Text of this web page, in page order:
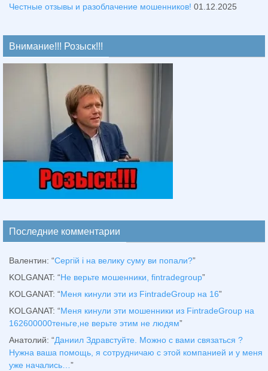
Честные отзывы и разоблачение мошенников! 01.12.2025
Внимание!!! Розыск!!!
Последние комментарии
Валентин: “Сергій і на велику суму ви попали?”
KOLGANAT: “Не верьте мошенники, fintradegroup”
KOLGANAT: “Меня кинули эти из FintradeGroup на 16”
KOLGANAT: “Меня кинули эти мошенники из FintradeGroup на
162600000теньге,не верьте этим не людям”
Анатолий: “Даниил Здравстуйте. Можно с вами связаться ?
Нужна ваша помощь, я сотрудничаю с этой компанией и у меня
уже начались…”